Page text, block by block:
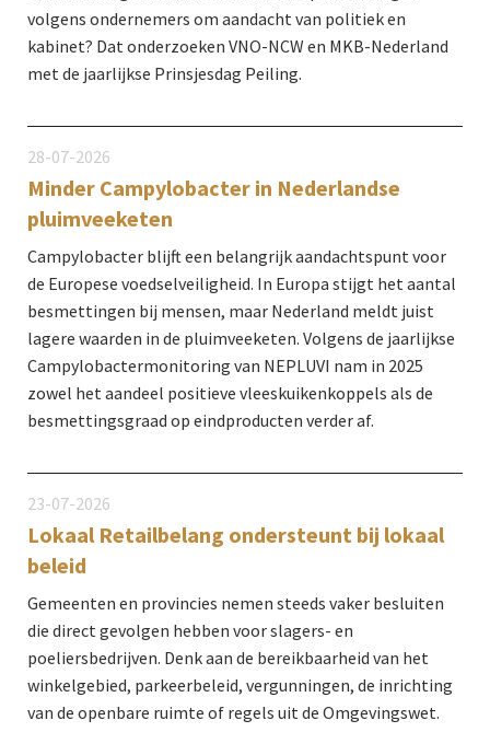
volgens ondernemers om aandacht van politiek en
kabinet? Dat onderzoeken VNO-NCW en MKB-Nederland
met de jaarlijkse Prinsjesdag Peiling.
28-07-2026
Minder Campylo­bacter in Nederlandse
pluimvee­keten
Campylobacter blijft een belangrijk aandachtspunt voor
de Europese voedselveiligheid. In Europa stijgt het aantal
besmettingen bij mensen, maar Nederland meldt juist
lagere waarden in de pluimveeketen. Volgens de jaarlijkse
Campylobactermonitoring van NEPLUVI nam in 2025
zowel het aandeel positieve vleeskuikenkoppels als de
besmettingsgraad op eindproducten verder af.
23-07-2026
Lokaal Retailbelang ondersteunt bij lokaal
beleid
Gemeenten en provincies nemen steeds vaker besluiten
die direct gevolgen hebben voor slagers- en
poeliersbedrijven. Denk aan de bereikbaarheid van het
winkelgebied, parkeerbeleid, vergunningen, de inrichting
van de openbare ruimte of regels uit de Omgevingswet.